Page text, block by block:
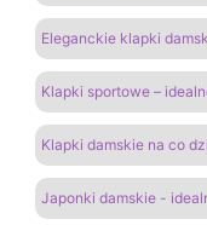
Eleganckie klapki
Klapki sportowe –
Klapki damskie na co
Japonki damskie -